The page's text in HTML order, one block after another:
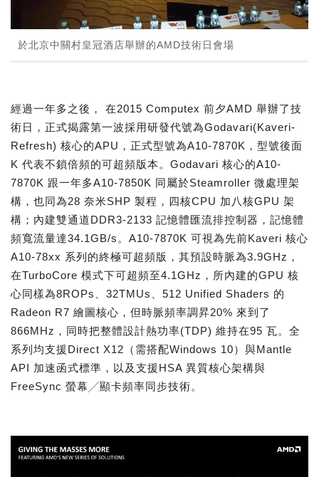
於北京中關村皇冠酒店舉辦的AMD技術日會場
經過一年多之後， 在2015 Computex 前夕AMD 舉辦了技
術日，正式揭露第一波採用研發代號為Godavari(Kaveri-
Refresh) 核心的APU，正式型號為A10-7870K，型號後面
K 代表不鎖倍頻的可超頻版本。Godavari 核心的A10-
7870K 跟一年多A10-7850K 同屬於Steamroller 微處理架
構，也同為28 奈米SHP 製程，四核CPU 加八核GPU 架
構；內建雙通道DDR3-2133 記憶體匯流排控制器，記憶體
頻寬流量達34.1GB/s。A10-7870K 可視為先前Kaveri 核心
A10-78xx 系列的終極可超頻版，其預設時脈為3.9GHz，
在TurboCore 模式下可超頻至4.1GHz，所內建的GPU 核
心同樣為8ROPs、32TMUs、512 Unified Shaders 的
Radeon R7 繪圖核心，但時脈頻率調昇20% 來到了
866MHz，同時把整體設計熱功率(TDP) 維持在95 瓦。全
系列均支援Direct X12（需搭配Windows 10）與Mantle
API 加速函式標準，以及支援HSA 異質核心架構與
FreeSync 螢幕╱顯卡頻率同步技術。